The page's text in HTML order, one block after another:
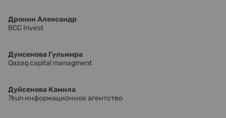
Дронин Александр
BCC Invest
Дуисенова Гульмира
Qazaq capital managment
Дуйсенова Камила
7kun информационное агентство